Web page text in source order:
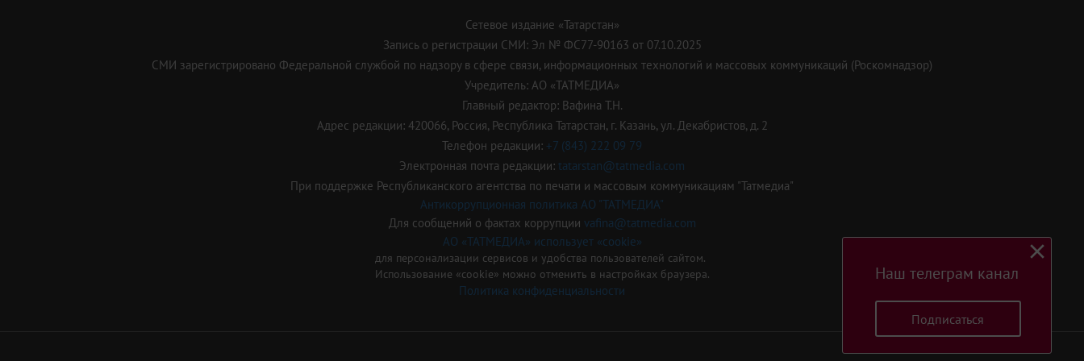
Сетевое издание «Татарстан»
Запись о регистрации СМИ: Эл № ФС77-90163 от 07.10.2025
СМИ зарегистрировано Федеральной службой по надзору в сфере связи, информационных технологий и массовых коммуникаций (Роскомнадзор)
Учредитель: АО «ТАТМЕДИА»
Главный редактор: Вафина Т.Н.
Адрес редакции: 420066, Россия, Республика Татарстан, г. Казань, ул. Декабристов, д. 2
Телефон редакции: +7 (843) 222 09 79
Электронная почта редакции: tatarstan@tatmedia.com
При поддержке Республиканского агентства по печати и массовым коммуникациям "Татмедиа"
Антикоррупционная политика АО "ТАТМЕДИА"
Для сообщений о фактах коррупции vafina@tatmedia.com
АО «ТАТМЕДИА» использует «cookie»
для персонализации сервисов и удобства пользователей сайтом.
Использование «cookie» можно отменить в настройках браузера.
Политика конфиденциальности
Наш телеграм канал
Подписаться